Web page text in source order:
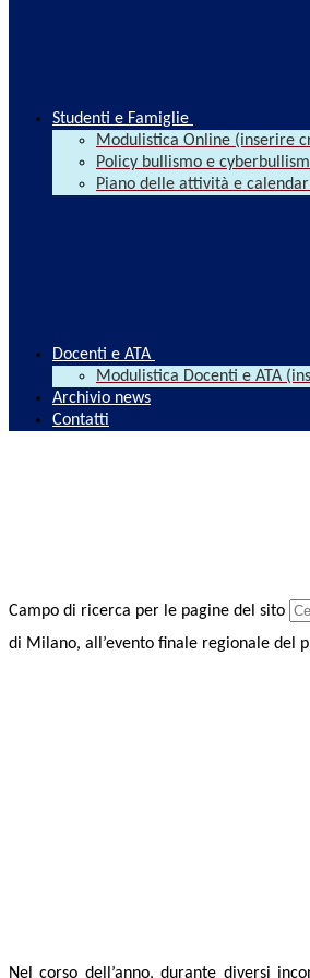
Studenti e Famiglie
Modulistica Online (inserire
Policy bullismo e
Piano delle attività e
Docenti e ATA
Modulistica Docenti e ATA
Archivio news
Contatti
Campo di ricerca per le pagine del sito
di Milano, all’evento finale regionale del
Nel corso dell’anno, durante diversi